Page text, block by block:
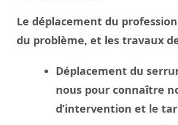
Le déplacement du
du problème, et les travaux
Déplacement du
nous pour connaître
d’intervention et le